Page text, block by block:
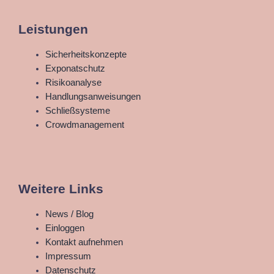
Leistungen
Main
Menu
Sicherheitskonzepte
Exponatschutz
Risikoanalyse
Handlungsanweisungen
Schließsysteme
Crowdmanagement
Weitere Links
Main
Menu
News / Blog
Einloggen
Kontakt aufnehmen
Impressum
Datenschutz